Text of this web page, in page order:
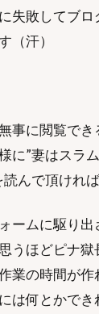
失敗してブロ
（汗）
事に閲覧でき
に”妻はスラ
んで頂ければ
ームに駆り出
うほどピナ
業の時間が
は何とかでき